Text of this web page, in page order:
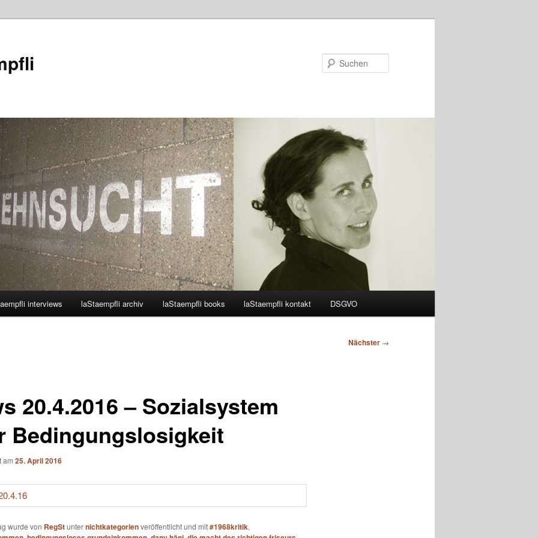
interviews laStaempfli archiv laStaempfli books laStaempfli kontakt DSGVO
Nächster →
20.4.2016 – Sozialsystem
Bedingungslosigkeit
am 25. April 2016
wurde von RegStunternichtkategorienveröffentlicht und mit#1968kritik,